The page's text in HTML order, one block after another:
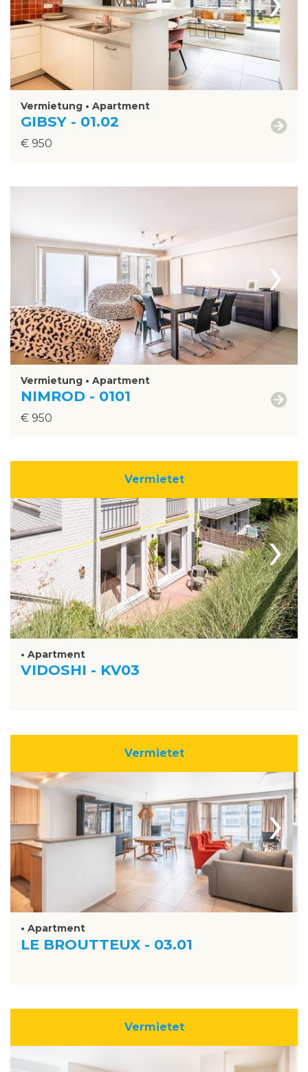
Vermietung • Apartment
GIBSY - 01.02
€ 950
›
Vermietung • Apartment
NIMROD - 0101
€ 950
Vermietet
›
• Apartment
VIDOSHI - KV03
Vermietet
›
• Apartment
LE BROUTTEUX - 03.01
Vermietet